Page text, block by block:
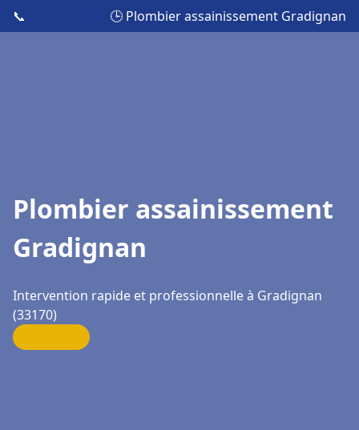
📞 🕒 Plombier assainissement Gradignan
Plombier assainissement
Gradignan
Intervention rapide et professionnelle à Gradignan
(33170)